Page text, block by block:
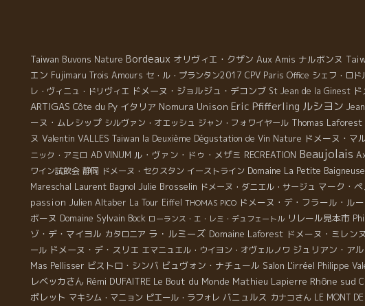
ミネラル感が
のVIEILLES
の良さをタッ
壌のマリアー
ル感が味わえ
ソ・デ・マイ
のはバニュル
な美しい海岸
ヨルだ。昨年
PEREZ＊ジョ
ー代表選手か
力、気力の勝
ンも体を酷使
った。あの地
くれる若者を
継者が現れた
アランと共に
いかったり、傷んだ葡萄を使ったり、色んな化学剤を使
用するからダメになる。』 言葉では単純なことだが実行
するのは難しいこと。果汁の持っている還元力と酸化の
メカニズムをブルノは経験上で熟知している。 未知の世
界を切り拓くブルノ・シュレールのお蔭で、アルザス自
然派が急増中 ブルノが主催するアルザス自然派ワイン見
本市が先月行われた。今、ここアルザスも新しい動きが
でてきた。 アルザスにはブルノのように多くのリスクを
おって自然ワイン醸造を実践して、良い実績を残してい
る先駆者達が何人かいる。後に続く、後続の人達が安心
して自然派の造りに挑戦できる土壌が出来上がっている
アルザスも新自然派ワインが着実に増えている。 アルザ
スには栽培をビオでやって、醸造を普通にやってきた醸
造家達が多く存在している。彼らが世代交代の時期にあ
る。先代のビオ栽培で健全な畑を土台に、自然派のワイ
ン造りに挑戦する若手後継者達が増えてきた。 これはフ
ランス全土の傾向と云ってよい。 これはブルノのような
ブロン2007 粘土質の地質で育てられたシャルドネを使
用。先ほどのワインとは全然違う！フレッシュ感はある
のだけれども、もっとドライ・フルーツの香りが強く、
スパイシー。 Tour de Curon＊ツール・ド・キュロン シ
ャルドネ100％。 酸味とフルーツジャムの香りがとても
綺麗なバランスを与え、最後に少し残る苦味がまた最
高！飲んでいるとダンダンと何かつまみたくなる、唾が
出てくる美味しいワインです！ Singulier 2007＊サンギ
ュリエ2007 トルソー100％。 優しくまろやかな口当た
り・・そして爽やかさもあり、とても飲みやすいワイ
ン。 2007年はとても綺麗な年。甘みが濃縮されていな
がらも、フレッシュ感があり、最高なヴィンテージで
す！ Barberon 2008＊バルブロン2008 ピノ・ノワー
ル。 滑らかで気持良い喉越しが印象的。最後には蕩けた
タンニンとスパイシーな苦さが混ざって・・・美味しい
～！ Arbois Traminer 2008＊アルボワ・トラミナー
2008 今日飲んだ中でも一番複雑な香りがするワイ
きな魅力。も
インは全て特
で提供してく
えば、この試
通になれる程
紹介しましょ
(Audrey et
OVERNOY,
Houillon) ４
(Stephane
BUGEY
ちょっと身震
た造り手だけ
感動したもの
2003（
Taiwan Buvons Nature Bordeaux オリヴィエ・クザン Aux Amis ナルボンヌ
エン Fujimaru Trois Amours セ・ル・プランタン2017 CPV Paris Office シェフ・ロド
レ・ヴィニュ・ドリヴィエ ドメーヌ・ジョルジュ・デコンブ St Jean de la Ginest
ARTIGAS Côte du Py イタリア Nomura Unison Eric Pfifferling ルシヨン
ーヌ・ムレシップ シルヴァン・オエッシュ ジャン・フォワイヤール Thomas Laforest
ヌ Valentin VALLES Taiwan la Deuxième Dégustation de Vin Nature ドメーヌ・マ
ニック・アミロ AD VINUM ル・ヴァン・ドゥ・メザミ RECREATION Beaujolais
ワイン試飲会 静岡 ドメーヌ・セクスタン イーストライン Domaine La Petite Baigneuse
Mareschal Laurent Bagnol Julie Brosselin ドメーヌ・ダニエル・サージュ マーク・ペ
passion Julien Altaber La Tour Eiffel THOMAS PICO ドメーヌ・デ・フラール・ルー
ボーヌ Domaine Sylvain Bock ローランス・エ・レミ・デュフェートル リレール見本市
ゾ・デ・マイヨル カタロニア ラ・ルミーズ Domaine Laforest ドメーヌ・ミレン
ール ドメーヌ・デ・スリエ エマニュエル・ウイヨン・オヴェルノワ ジュリアン・ア
Mas Pellisser ビストロ・シンバ ビュヴォン・ナチュール Salon L'irréel Philippe
レベッカさん Rémi DUFAITRE Le Bout du Monde Mathieu Lapierre Rhône sud
ポレット マキシム・マニョン ピエール・ラフォレ バニュルス カナコさん LE MONT